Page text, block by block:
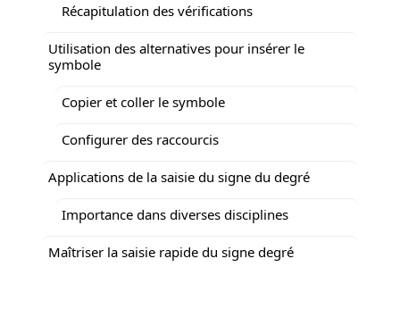
Récapitulation des vérifications
Utilisation des alternatives pour insérer le
symbole
Copier et coller le symbole
Configurer des raccourcis
Applications de la saisie du signe du degré
Importance dans diverses disciplines
Maîtriser la saisie rapide du signe degré